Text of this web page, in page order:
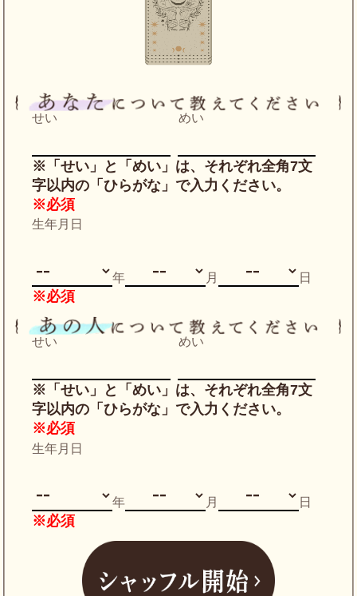
せい めい
※「せい」と「めい」は、それぞれ全角7文
字以内の「ひらがな」で入力ください。
※必須
生年月日
年 月 日
※必須
せい めい
※「せい」と「めい」は、それぞれ全角7文
字以内の「ひらがな」で入力ください。
※必須
生年月日
年 月 日
※必須